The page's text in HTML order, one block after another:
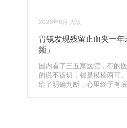
2026年6月 大阪
胃镜发现残留止血夹一
频」
国内看了三五家医院，有的
的说不该切，都是模棱两可
给了明确判断，心里终于有